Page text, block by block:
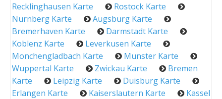
Recklinghausen Karte
Rostock Karte
Nurnberg Karte
Augsburg Karte
Bremerhaven Karte
Darmstadt Karte
Koblenz Karte
Leverkusen Karte
Monchengladbach Karte
Munster Karte
Wuppertal Karte
Zwickau Karte
Bremen
Karte
Leipzig Karte
Duisburg Karte
Erlangen Karte
Kaiserslautern Karte
Kassel